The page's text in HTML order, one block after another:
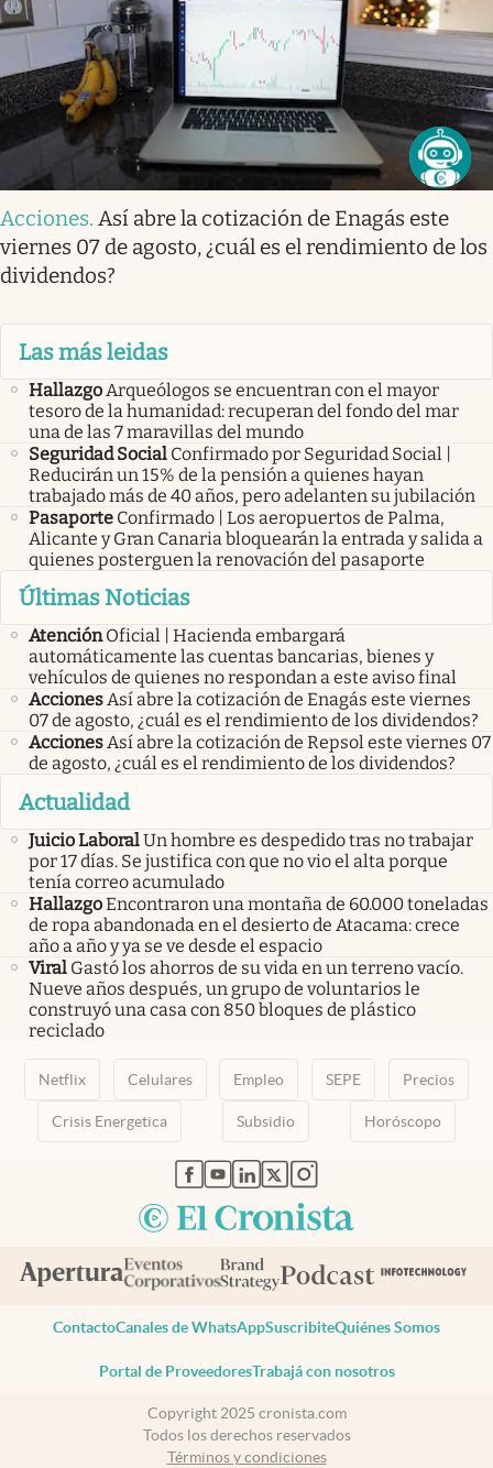
Acciones. Así abre la cotización de Enagás este
viernes 07 de agosto, ¿cuál es el rendimiento de los
dividendos?
Las más leidas
HallazgoArqueólogos se encuentran con el mayor
tesoro de la humanidad: recuperan del fondo del mar
una de las 7 maravillas del mundo
Seguridad Social Confirmado por Seguridad Social |
Reducirán un 15% de la pensión a quienes hayan
trabajado más de 40 años, pero adelanten su jubilación
Pasaporte Confirmado | Los aeropuertos de Palma,
Alicante y Gran Canaria bloquearán la entrada y salida a
quienes posterguen la renovación del pasaporte
Últimas Noticias
Atención Oficial | Hacienda embargará
automáticamente las cuentas bancarias, bienes y
vehículos de quienes no respondan a este aviso final
AccionesAsí abre la cotización de Enagás este viernes
07 de agosto, ¿cuál es el rendimiento de los dividendos?
AccionesAsí abre la cotización de Repsol este viernes 07
de agosto, ¿cuál es el rendimiento de los dividendos?
Actualidad
Juicio LaboralUn hombre es despedido tras no trabajar
por 17 días. Se justifica con que no vio el alta porque
tenía correo acumulado
HallazgoEncontraron una montaña de 60.000 toneladas
de ropa abandonada en el desierto de Atacama: crece
año a año y ya se ve desde el espacio
Viral Gastó los ahorros de su vida en un terreno vacío.
Nueve años después, un grupo de voluntarios le
construyó una casa con 850 bloques de plástico
reciclado
Netflix Celulares Empleo SEPE Precios
Crisis Energetica Subsidio Horóscopo
abre en nueva pestaña
abre en nueva pestaña
abre en nueva pestaña
abre en nueva pestaña
abre en nueva pestaña
ContactoCanales de WhatsAppSuscribiteQuiénes Somos
Portal de ProveedoresTrabajá con nosotros
Copyright 2025 cronista.com
Todos los derechos reservados
Términos y condiciones